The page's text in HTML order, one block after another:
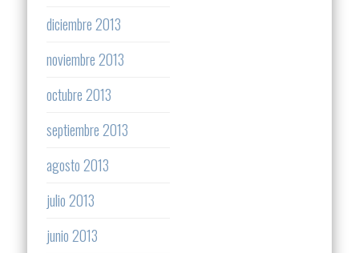
diciembre 2013
noviembre 2013
octubre 2013
septiembre 2013
agosto 2013
julio 2013
junio 2013